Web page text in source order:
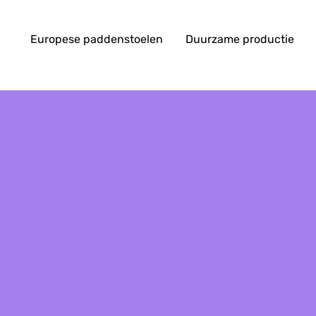
Europese paddenstoelen Duurzame productie